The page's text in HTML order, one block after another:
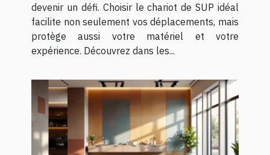
devenir un défi. Choisir le chariot de SUP idéal
facilite non seulement vos déplacements, mais
protège aussi votre matériel et votre
expérience. Découvrez dans les...